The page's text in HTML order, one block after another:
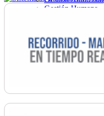
Gestión Humana
Ordenamiento
Promoción Social
Salud
Secretaría General